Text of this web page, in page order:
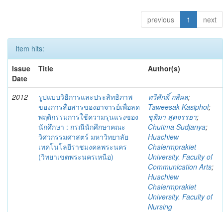
previous 1 next
Item hits:
Issue
Date
Title Author(s)
2012
รูปแบบวิธีการและประสิทธิภาพ
ของการสื่อสารของอาจารย์เพื่อลด
พฤติกรรมการใช้ความรุนแรงของ
นักศึกษา : กรณีนักศึกษาคณะ
วิศวกรรมศาสตร์ มหาวิทยาลัย
เทคโนโลยีราชมงคลพระนคร
(วิทยาเขตพระนครเหนือ)
ทวีศักดิ์ กสิผล;
Taweesak Kasiphol;
ชุติมา สุดจรรยา;
Chutima Sudjanya;
Huachiew
Chalermprakiet
University. Faculty of
Communication Arts;
Huachiew
Chalermprakiet
University. Faculty of
Nursing